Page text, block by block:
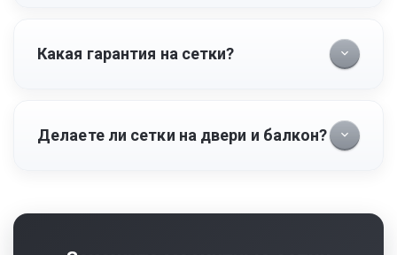
Какая гарантия на сетки?
Делаете ли сетки на двери и балкон?